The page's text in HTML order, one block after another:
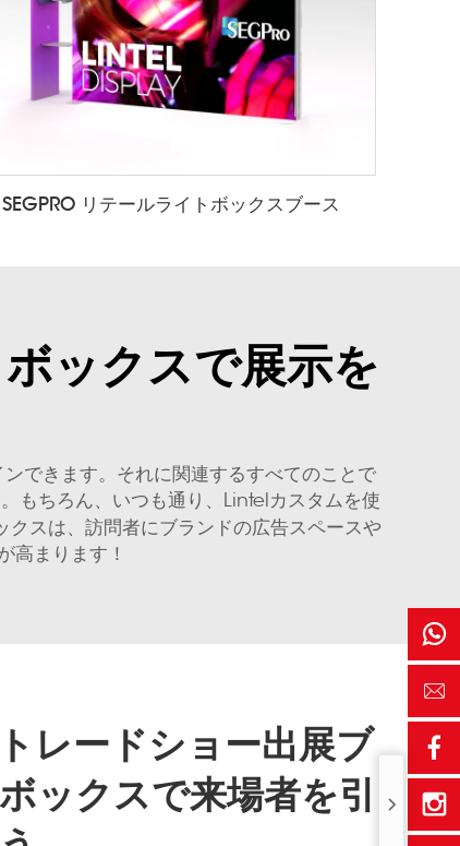
SEGPRO リテールライトボックスブース
ックスで展示を
できます。それに関連するすべてのことで
もちろん、いつも通り、Lintelカスタムを使
クスは、訪問者にブランドの広告スペースや
高まります！
レードショー出展ブ
ックスで来場者を引